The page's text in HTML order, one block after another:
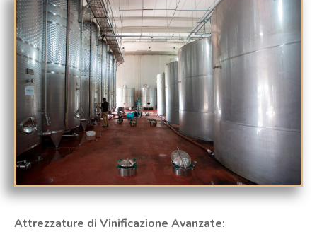
Attrezzature di Vinificazione Avanzate: